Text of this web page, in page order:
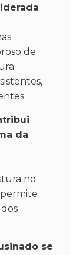
de
da
no
se